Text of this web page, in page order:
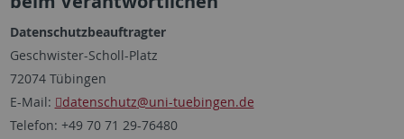
Datenschutzbeauftragter
Geschwister-Scholl-Platz
72074 Tübingen
E-Mail:
datenschutz@uni-tuebingen.de
Telefon: +49 70 71 29-76480